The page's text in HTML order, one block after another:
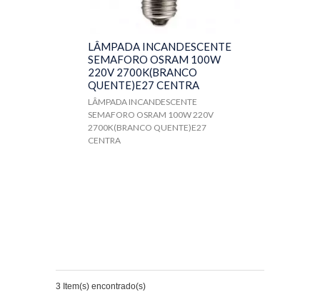
LÂMPADA INCANDESCENTE
SEMAFORO OSRAM 100W
220V 2700K(BRANCO
QUENTE)E27 CENTRA
LÂMPADA INCANDESCENTE
SEMAFORO OSRAM 100W 220V
2700K(BRANCO QUENTE)E27
CENTRA
3 Item(s) encontrado(s)